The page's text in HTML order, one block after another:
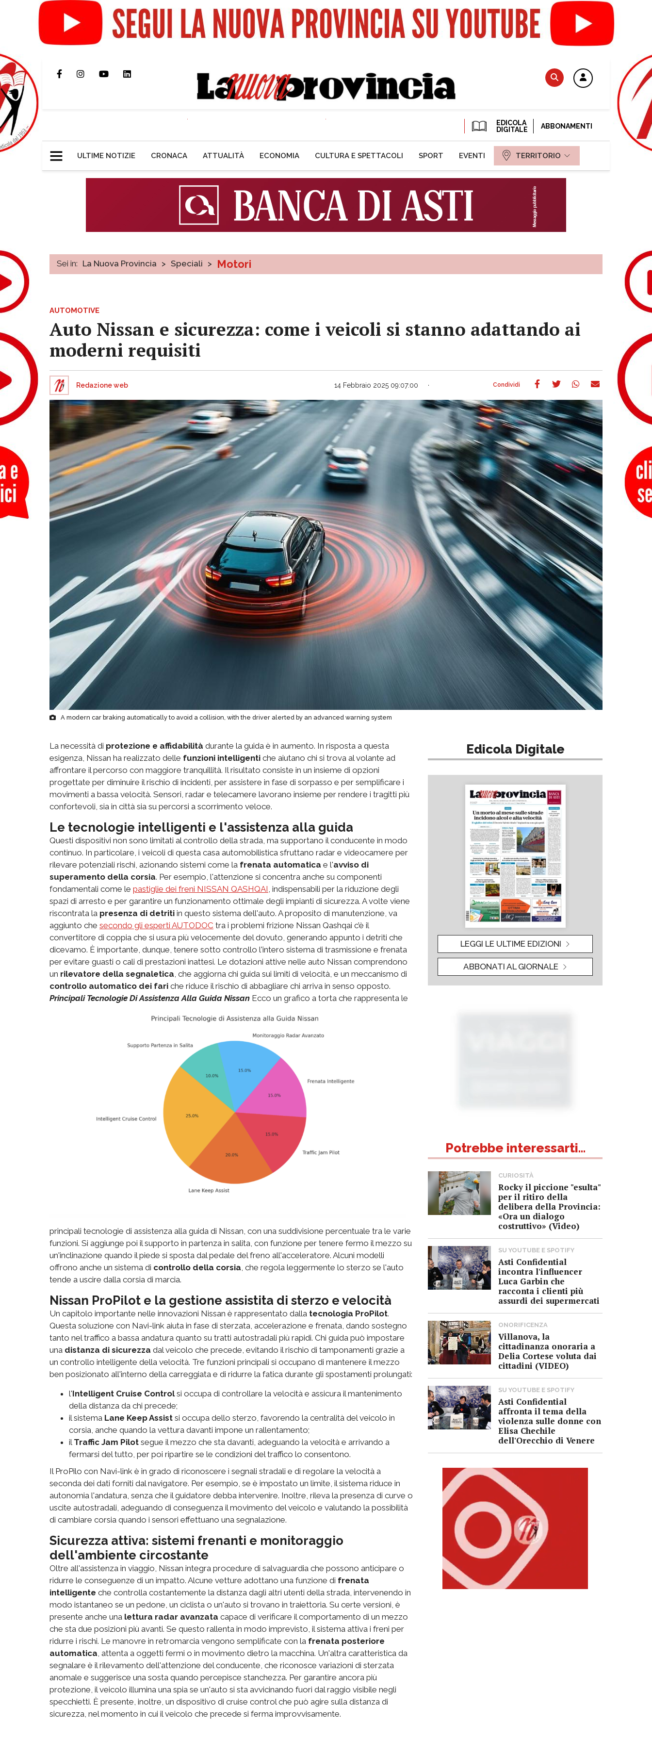
EDICOLA
DIGITALE
ABBONAMENTI
ULTIME NOTIZIE CRONACA ATTUALITÀ ECONOMIA CULTURA E SPETTACOLI SPORT EVENTI TERRITORIO
Sei in: La Nuova Provincia > Speciali > Motori
AUTOMOTIVE
Auto Nissan e sicurezza: come i veicoli si stanno adattando ai
moderni requisiti
Redazione web 14 Febbraio 2025 09:07:00
A modern car braking automatically to avoid a collision, with the driver alerted by an advanced warning system
La necessità di protezione e affidabilità durante la guida è in aumento. In risposta a questa
esigenza, Nissan ha realizzato delle funzioni intelligenti che aiutano chi si trova al volante ad
affrontare il percorso con maggiore tranquillità. Il risultato consiste in un insieme di opzioni
progettate per diminuire il rischio di incidenti, per assistere in fase di sorpasso e per semplificare i
movimenti a bassa velocità. Sensori, radar e telecamere lavorano insieme per rendere i tragitti più
confortevoli, sia in città sia su percorsi a scorrimento veloce.
Le tecnologie intelligenti e l'assistenza alla guida
Questi dispositivi non sono limitati al controllo della strada, ma supportano il conducente in modo
continuo. In particolare, i veicoli di questa casa automobilistica sfruttano radar e videocamere per
rilevare potenziali rischi, azionando sistemi come la frenata automatica e l'avviso di
superamento della corsia. Per esempio, l'attenzione si concentra anche su componenti
fondamentali come le pastiglie dei freni NISSAN QASHQAI , indispensabili per la riduzione degli
spazi di arresto e per garantire un funzionamento ottimale degli impianti di sicurezza. A volte viene
riscontrata la presenza di detriti in questo sistema dell'auto. A proposito di manutenzione, va
aggiunto che secondo gli esperti AUTODOC tra i problemi frizione Nissan Qashqai c’è il
convertitore di coppia che si usura più velocemente del dovuto, generando appunto i detriti che
dicevamo. È importante, dunque, tenere sotto controllo l'intero sistema di trasmissione e frenata
per evitare guasti o cali di prestazioni inattesi. Le dotazioni attive nelle auto Nissan comprendono
un rilevatore della segnaletica , che aggiorna chi guida sui limiti di velocità, e un meccanismo di
controllo automatico dei fari che riduce il rischio di abbagliare chi arriva in senso opposto.
Principali Tecnologie Di Assistenza Alla Guida Nissan Ecco un grafico a torta che rappresenta le
principali tecnologie di assistenza alla guida di Nissan, con una suddivisione percentuale tra le varie
funzioni. Si aggiunge poi il supporto in partenza in salita, con funzione per tenere fermo il mezzo su
un'inclinazione quando il piede si sposta dal pedale del freno all'acceleratore. Alcuni modelli
offrono anche un sistema di controllo della corsia , che regola leggermente lo sterzo se l'auto
tende a uscire dalla corsia di marcia.
Nissan ProPilot e la gestione assistita di sterzo e velocità
Un capitolo importante nelle innovazioni Nissan è rappresentato dalla tecnologia ProPilot.
Questa soluzione con Navi-link aiuta in fase di sterzata, accelerazione e frenata, dando sostegno
tanto nel traffico a bassa andatura quanto su tratti autostradali più rapidi. Chi guida può impostare
una distanza di sicurezza dal veicolo che precede, evitando il rischio di tamponamenti grazie a
un controllo intelligente della velocità. Tre funzioni principali si occupano di mantenere il mezzo
ben posizionato all'interno della carreggiata e di ridurre la fatica durante gli spostamenti prolungati:
l'Intelligent Cruise Controlsi occupa di controllare la velocità e assicura il mantenimento
della distanza da chi precede;
il sistema Lane Keep Assist si occupa dello sterzo, favorendo la centralità del veicolo in
corsia, anche quando la vettura davanti impone un rallentamento;
il Traffic Jam Pilot segue il mezzo che sta davanti, adeguando la velocità e arrivando a
fermarsi del tutto, per poi ripartire se le condizioni del traffico lo consentono.
Il ProPilo con Navi-link è in grado di riconoscere i segnali stradali e di regolare la velocità a
seconda dei dati forniti dal navigatore. Per esempio, se è impostato un limite, il sistema riduce in
autonomia l'andatura, senza che il guidatore debba intervenire. Inoltre, rileva la presenza di curve o
uscite autostradali, adeguando di conseguenza il movimento del veicolo e valutando la possibilità
di cambiare corsia quando i sensori effettuano una segnalazione.
Sicurezza attiva: sistemi frenanti e monitoraggio
dell'ambiente circostante
Oltre all'assistenza in viaggio, Nissan integra procedure di salvaguardia che possono anticipare o
ridurre le conseguenze di un impatto. Alcune vetture adottano una funzione di frenata
intelligente che controlla costantemente la distanza dagli altri utenti della strada, intervenendo in
modo istantaneo se un pedone, un ciclista o un'auto si trovano in traiettoria. Su certe versioni, è
presente anche una lettura radar avanzata capace di verificare il comportamento di un mezzo
che sta due posizioni più avanti. Se questo rallenta in modo imprevisto, il sistema attiva i freni per
ridurre i rischi. Le manovre in retromarcia vengono semplificate con la frenata posteriore
automatica , attenta a oggetti fermi o in movimento dietro la macchina. Un'altra caratteristica da
segnalare è il rilevamento dell'attenzione del conducente, che riconosce variazioni di sterzata
anomale e suggerisce una sosta quando percepisce stanchezza. Per garantire ancora più
protezione, il veicolo illumina una spia se un'auto si sta avvicinando fuori dal raggio visibile negli
specchietti. È presente, inoltre, un dispositivo di cruise control che può agire sulla distanza di
sicurezza, nel momento in cui il veicolo che precede si ferma improvvisamente.
Edicola Digitale
LEGGI LE ULTIME EDIZIONI
ABBONATI AL GIORNALE
Potrebbe interessarti...
CURIOSITÀ
Rocky il piccione "esulta"
per il ritiro della
delibera della Provincia:
«Ora un dialogo
costruttivo» (Video)
SU YOUTUBE E SPOTIFY
Asti Confidential
incontra l'influencer
Luca Garbin che
racconta i clienti più
assurdi dei supermercati
ONORIFICENZA
Villanova, la
cittadinanza onoraria a
Delia Cortese voluta dai
cittadini (VIDEO)
SU YOUTUBE E SPOTIFY
Asti Confidential
affronta il tema della
violenza sulle donne con
Elisa Chechile
dell'Orecchio di Venere